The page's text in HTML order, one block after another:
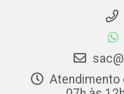
Atendimento